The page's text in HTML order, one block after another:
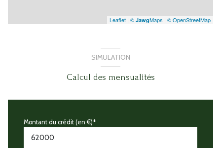
Leaflet | © JawgMaps | © OpenStreetMap
SIMULATION
Calcul des mensualités
Montant du crédit (en €)*